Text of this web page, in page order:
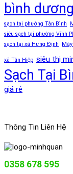
bình dương
sạch tại phường Tân Bình
siêu sạch tại phường Vĩnh
sạch tại xã Hưng Định
xã Tân Hiệp siêu thị
Sạch Tại
giá rẻ
Thông Tin Liên Hệ
0358 678 595